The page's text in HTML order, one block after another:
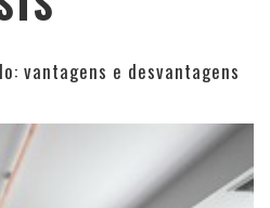
vantagens e desvantagens